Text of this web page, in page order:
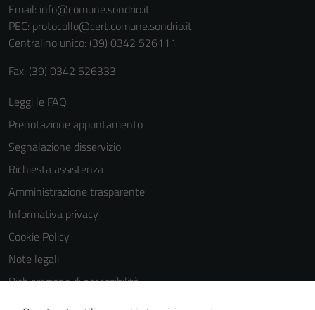
Email: info@comune.sondrio.it
PEC: protocollo@cert.comune.sondrio.it
Centralino unico: (39) 0342 526111
Fax: (39) 0342 526333
Leggi le FAQ
Prenotazione appuntamento
Segnalazione disservizio
Richiesta assistenza
Amministrazione trasparente
Informativa privacy
Cookie Policy
Note legali
Dichiarazione di accessibilità
Dichiarazione di accessibilità Servizi